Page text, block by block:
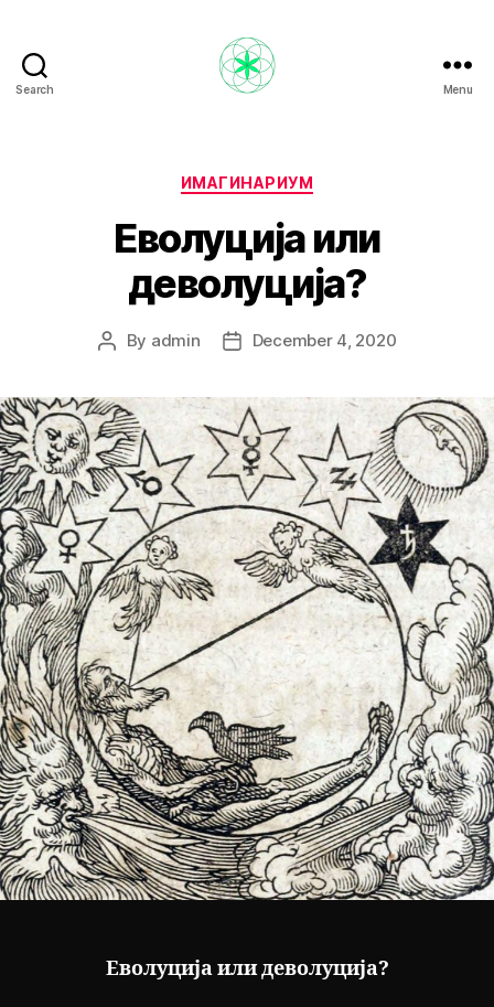
Search Menu
Categories
ИМАГИНАРИУМ
Еволуција или
деволуција?
Post
By admin
PostDecember 4, 2020
Еволуција или деволуција?